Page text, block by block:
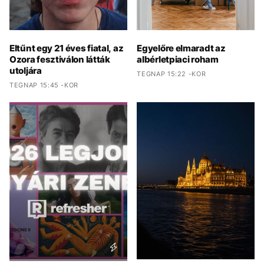
Eltűnt egy 21 éves fiatal, az
Ozora fesztiválon látták
utoljára
TEGNAP 15:45 -KOR
Egyelőre elmaradt az
albérletpiaci roham
TEGNAP 15:22 -KOR